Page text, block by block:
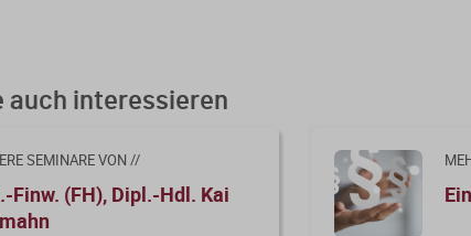
auch interessieren
SEMINARE VON //
Finw. (FH), Dipl.-Hdl. Kai